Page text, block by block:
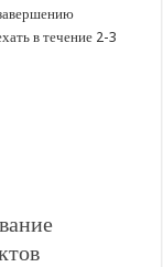
в течение 2-3